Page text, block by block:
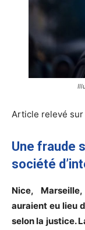
Article relevé sur
Une fraude
société
Nice,
auraient eu lieu
selon la justice.